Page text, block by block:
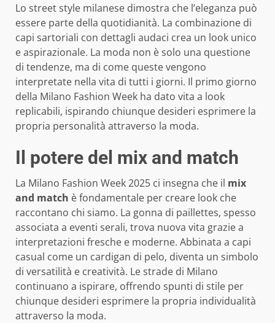
Lo street style milanese dimostra che l’eleganza può
essere parte della quotidianità. La combinazione di
capi sartoriali con dettagli audaci crea un look unico
e aspirazionale. La moda non è solo una questione
di tendenze, ma di come queste vengono
interpretate nella vita di tutti i giorni. Il primo giorno
della Milano Fashion Week ha dato vita a look
replicabili, ispirando chiunque desideri esprimere la
propria personalità attraverso la moda.
Il potere del mix and match
La Milano Fashion Week 2025 ci insegna che il mix
and match è fondamentale per creare look che
raccontano chi siamo. La gonna di paillettes, spesso
associata a eventi serali, trova nuova vita grazie a
interpretazioni fresche e moderne. Abbinata a capi
casual come un cardigan di pelo, diventa un simbolo
di versatilità e creatività. Le strade di Milano
continuano a ispirare, offrendo spunti di stile per
chiunque desideri esprimere la propria individualità
attraverso la moda.